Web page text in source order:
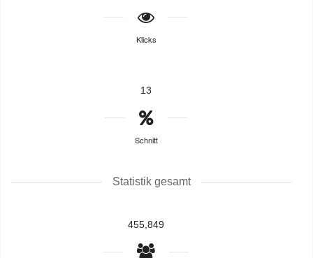
Klicks
13
Schnitt
Statistik gesamt
455,849